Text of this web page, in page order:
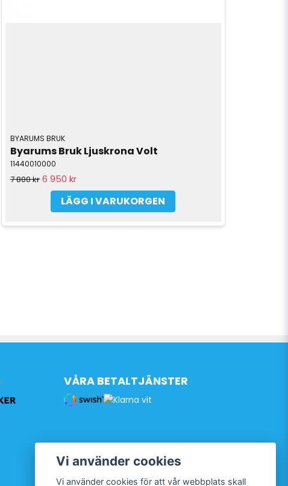
BYARUMS BRUK
Byarums Bruk Ljuskrona Volt
11440010000
7 800 kr 6 950 kr
LÄGG I VARUKORGEN
VÅRA BETALTJÄNSTER
Vi använder cookies
Vi använder cookies för att vår webbplats skall